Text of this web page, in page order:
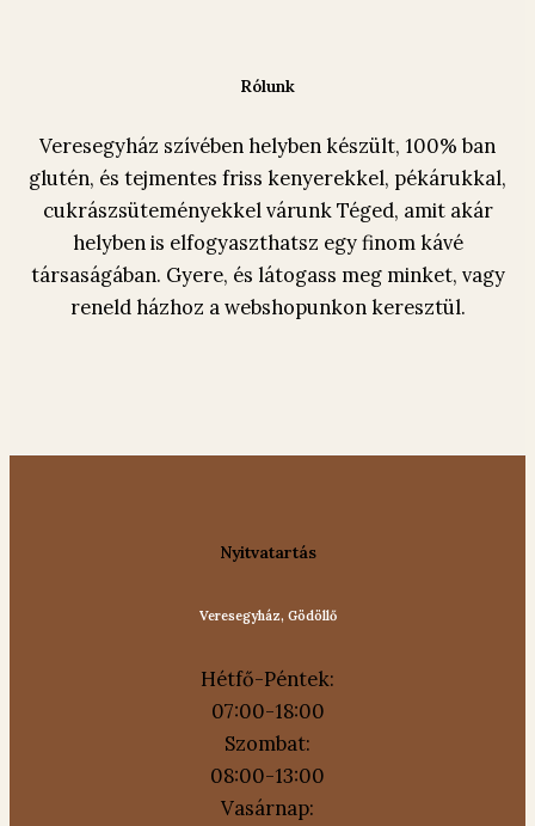
Rólunk
Veresegyház szívében helyben készült, 100% ban
glutén, és tejmentes friss kenyerekkel, pékárukkal,
cukrászsüteményekkel várunk Téged, amit akár
helyben is elfogyaszthatsz egy finom kávé
társaságában. Gyere, és látogass meg minket, vagy
reneld házhoz a webshopunkon keresztül.
Nyitvatartás
Veresegyház, Gödöllő
Hétfő-Péntek:
07:00-18:00
Szombat:
08:00-13:00
Vasárnap: